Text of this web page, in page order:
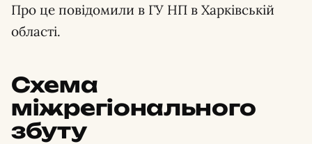
Про це повідомили в ГУ НП в Харківській
області.
Схема
міжрегіонального
збуту